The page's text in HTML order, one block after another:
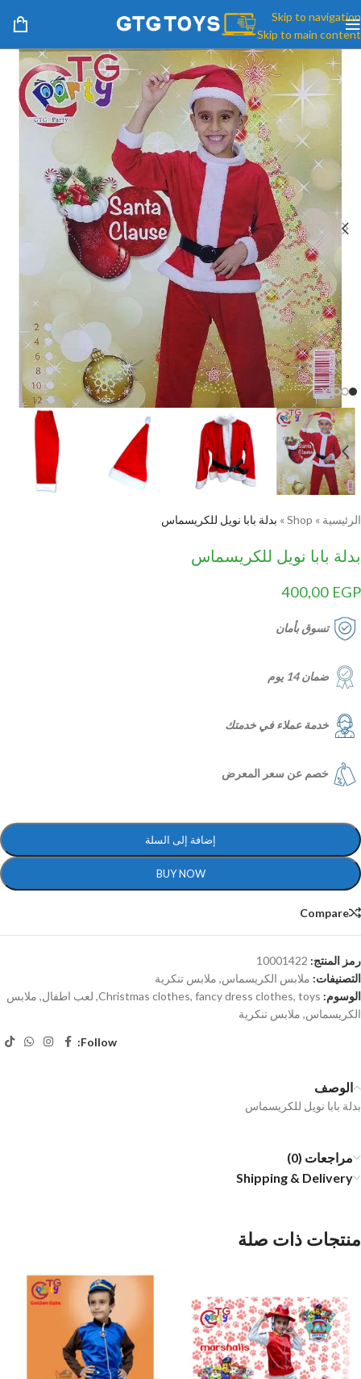
Skip to navigation
Skip to main content
الرئيسية »
Shop
» بدلة بابا نويل للكريسماس
بدلة بابا نويل للكريسماس
400,00 EGP
تسوق بأمان
ضمان 14 يوم
خدمة عملاء في خدمتك
خصم عن سعر المعرض
إضافة إلى السلة
BUY NOW
Compare
رمز المنتج: 10001422
التصنيفات: ملابس الكريسماس, ملابس تنكرية
الوسوم:
Christmas clothes, fancy dress clothes, toys
, لعب اطفال, ملابس
الكريسماس, ملابس تنكرية
Follow:
الوصف
بدلة بابا نويل للكريسماس
مراجعات (0)
Shipping & Delivery
منتجات ذات صلة